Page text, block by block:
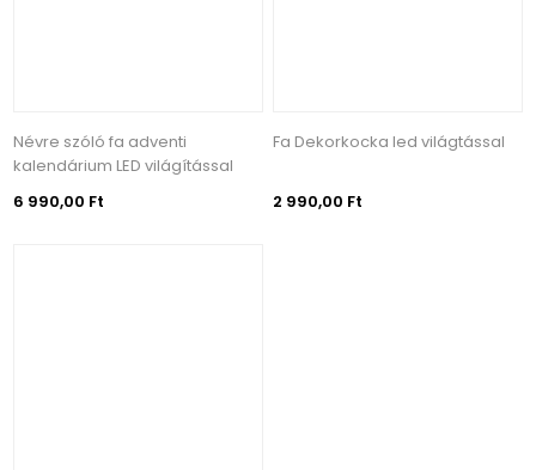
Névre szóló fa adventi
kalendárium LED világítással
6 990,00 Ft
Fa Dekorkocka led világtással
2 990,00 Ft